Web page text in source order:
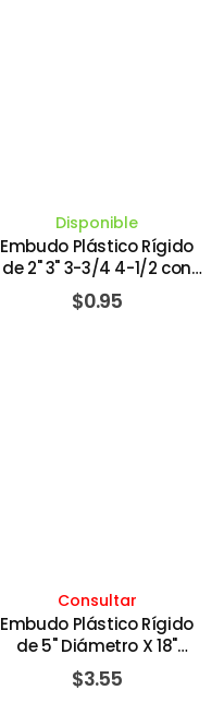
Disponible
Embudo Plástico Rígido
de 2" 3" 3-3/4 4-1/2 con
Juego de 4 Piezas. TACTIX
$0.95
Consultar
Embudo Plástico Rígido
de 5" Diámetro X 18"
Largo. LUBRIMATIC PLEWS
EDELMANN
$3.55